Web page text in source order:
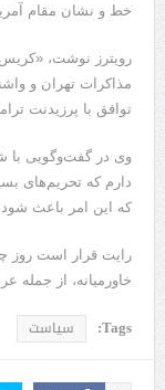
خط و نشان مقام
رویترز نوشت، «کریس
مذاکرات تهران و
توافق با پرزیدنت
وی در گفت‌وگویی با
دارم که تحریم‌های
که این امر باعث شود
رایت قرار است روز
خاورمیانه، از جمله
Tags: سیاست